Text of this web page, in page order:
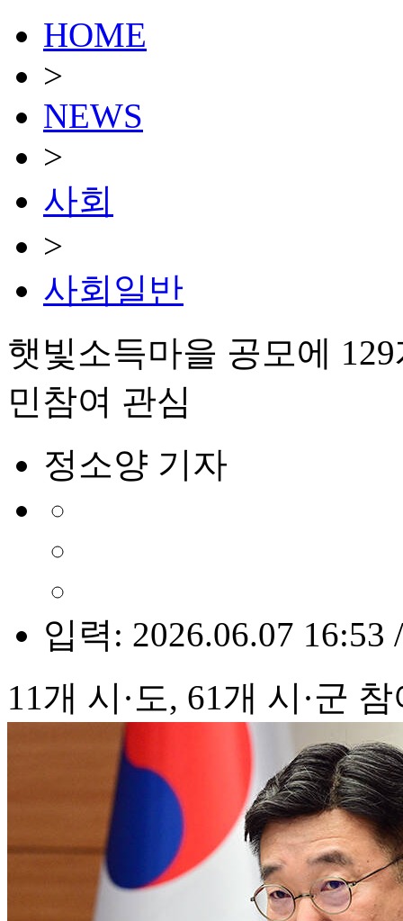
HOME
>
NEWS
>
사회
>
사회일반
햇빛소득마을 공모에
민참여 관심
정소양 기자
입력: 2026.06.07 16:53
11개 시·도, 61개 시·군 참